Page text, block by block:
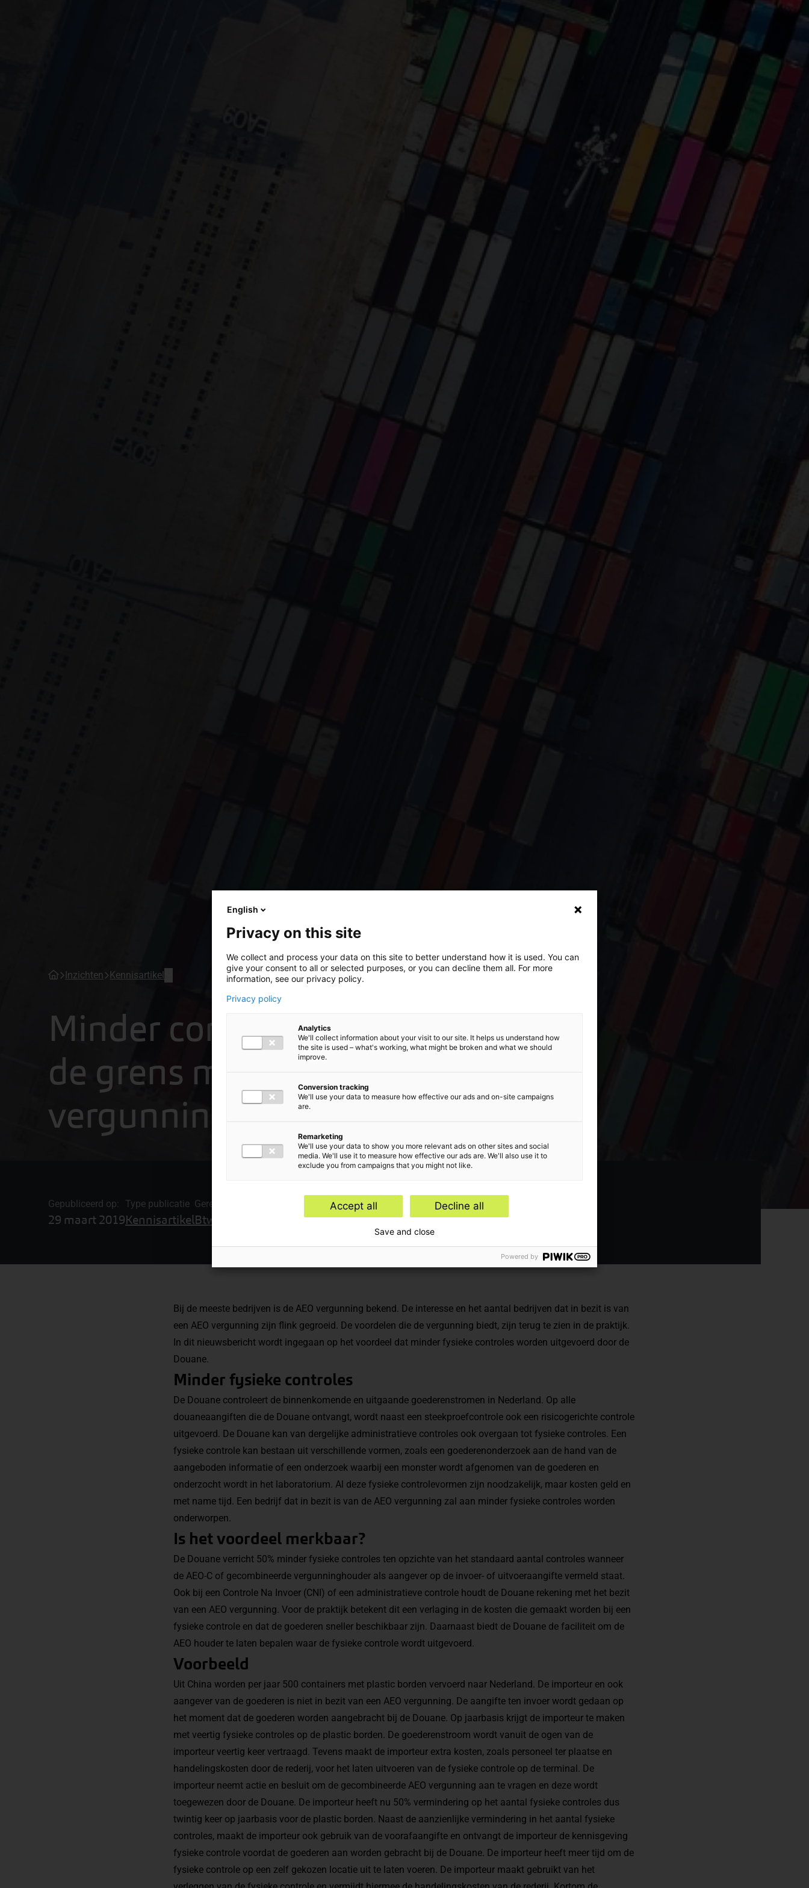
Inzichten Kennisartikel
Minder controle aan
de grens met een AEO
vergunning
Gepubliceerd op:
29 maart 2019
Type publicatie
Kennisartikel
Gerelateerde onderwerpen
Btw-advies en Compliance, Douane-advies
Bij de meeste bedrijven is de AEO vergunning bekend. De interesse en het aantal bedrijven dat in bezit is van
een AEO vergunning zijn flink gegroeid. De voordelen die de vergunning biedt, zijn terug te zien in de praktijk.
In dit nieuwsbericht wordt ingegaan op het voordeel dat minder fysieke controles worden uitgevoerd door de
Douane.
Minder fysieke controles
De Douane controleert de binnenkomende en uitgaande goederenstromen in Nederland. Op alle
douaneaangiften die de Douane ontvangt, wordt naast een steekproefcontrole ook een risicogerichte controle
uitgevoerd. De Douane kan van dergelijke administratieve controles ook overgaan tot fysieke controles. Een
fysieke controle kan bestaan uit verschillende vormen, zoals een goederenonderzoek aan de hand van de
aangeboden informatie of een onderzoek waarbij een monster wordt afgenomen van de goederen en
onderzocht wordt in het laboratorium. Al deze fysieke controlevormen zijn noodzakelijk, maar kosten geld en
met name tijd. Een bedrijf dat in bezit is van de AEO vergunning zal aan minder fysieke controles worden
onderworpen.
Is het voordeel merkbaar?
De Douane verricht 50% minder fysieke controles ten opzichte van het standaard aantal controles wanneer
de AEO-C of gecombineerde vergunninghouder als aangever op de invoer- of uitvoeraangifte vermeld staat.
Ook bij een Controle Na Invoer (CNI) of een administratieve controle houdt de Douane rekening met het bezit
van een AEO vergunning. Voor de praktijk betekent dit een verlaging in de kosten die gemaakt worden bij een
fysieke controle en dat de goederen sneller beschikbaar zijn. Daarnaast biedt de Douane de faciliteit om de
AEO houder te laten bepalen waar de fysieke controle wordt uitgevoerd.
Voorbeeld
Uit China worden per jaar 500 containers met plastic borden vervoerd naar Nederland. De importeur en ook
aangever van de goederen is niet in bezit van een AEO vergunning. De aangifte ten invoer wordt gedaan op
het moment dat de goederen worden aangebracht bij de Douane. Op jaarbasis krijgt de importeur te maken
met veertig fysieke controles op de plastic borden. De goederenstroom wordt vanuit de ogen van de
importeur veertig keer vertraagd. Tevens maakt de importeur extra kosten, zoals personeel ter plaatse en
handelingskosten door de rederij, voor het laten uitvoeren van de fysieke controle op de terminal. De
importeur neemt actie en besluit om de gecombineerde AEO vergunning aan te vragen en deze wordt
toegewezen door de Douane. De importeur heeft nu 50% vermindering op het aantal fysieke controles dus
twintig keer op jaarbasis voor de plastic borden. Naast de aanzienlijke vermindering in het aantal fysieke
controles, maakt de importeur ook gebruik van de voorafaangifte en ontvangt de importeur de kennisgeving
fysieke controle voordat de goederen aan worden gebracht bij de Douane. De importeur heeft meer tijd om de
fysieke controle op een zelf gekozen locatie uit te laten voeren. De importeur maakt gebruikt van het
English
Privacy on this site
We collect and process your data on this site to better understand how it is used. You can
give your consent to all or selected purposes, or you can decline them all. For more
information, see our privacy policy.
Privacy policy
Analytics
We'll collect information about your visit to our site. It helps us understand how
the site is used – what's working, what might be broken and what we should
improve.
Conversion tracking
We'll use your data to measure how effective our ads and on-site campaigns
are.
Remarketing
We'll use your data to show you more relevant ads on other sites and social
media. We'll use it to measure how effective our ads are. We'll also use it to
exclude you from campaigns that you might not like.
Accept all Decline all
Save and close
Powered by